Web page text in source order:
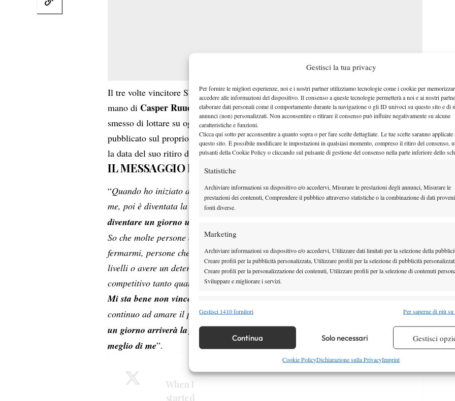
Gestisci la tua privacy
Per fornire le migliori esperienze, noi e i nostri partner utilizziamo tecnologie come i cookie per
accedere alle informazioni del dispositivo. Il consenso a queste tecnologie permetterà a noi e ai nostri
elaborare dati personali come il comportamento durante la navigazione o gli ID univoci su questo sito e di
annunci (non) personalizzati. Non acconsentire o ritirare il consenso può influire negativamente su alcune
caratteristiche e funzioni.
Clicca qui sotto per acconsentire a quanto sopra o per fare scelte dettagliate. Le tue scelte saranno applicate
questo sito. È possibile modificare le impostazioni in qualsiasi momento, compreso il ritiro del consenso,
pulsanti della Cookie Policy o cliccando sul pulsante di gestione del consenso nella parte inferiore dello
Statistiche
Archiviare informazioni su dispositivo e/o accedervi, Misurare le prestazioni degli annunci, Misurare le
prestazioni dei contenuti, Comprendere il pubblico attraverso statistiche o la combinazione di dati
fonti diverse.
Marketing
Archiviare informazioni su dispositivo e/o accedervi, Utilizzare dati limitati per la selezione della
Creare profili per la pubblicità personalizzata, Utilizzare profili per la selezione di pubblicità
Creare profili per la personalizzazione dei contenuti, Utilizzare profili per la selezione di contenuti
Sviluppare e migliorare i servizi.
Funzionalità
Identificare i dispositivi in base alle informazioni trasmesse automaticamente.
Garantire la sicurezza, prevenire e rilevare frodi, correggere errori,
Erogare e presentare pubblicità e contenuto, Salvare e comunicare le
Gestisci 1410 fornitori Per saperne di più
Continua Solo necessari Gestisci
Cookie PolicyDichiarazione sulla PrivacyImprint
Il tre volte vincitore Slam, recentemente uscito di scena dall’ATP 500 di Basileaper
mano di Casper Ruud
(6-4 7-6(5) il punteggio finale), non ha certamente mai
smesso di lottare su ogni palla dando tutto se stesso. Con un bel messaggio,
pubblicato sul proprio account ‘X’, il nazionale svizzero ha allontanato ulteriormente
la data del suo ritiro dal tennis giocato spiegandone i motivi.
IL MESSAGGIO DI STAN
“Quando ho iniziato a praticare il tennis avevo otto anni ed era solo un gioco per
me, poi è diventata la mia passione
Wawrinka
diventare un giorno un giocatore professionista
So che molte persone attualmente pensano che per me sia arrivato il momento di
fermarmi, persone che credono che quando invecchi non puoi più giocare a certi
livelli o avere un determinato tipo di ranking o risultati, ma fino a quando mi sentirò
competitivo tanto quanto amo la vittoria, non sarà così.
Mi sta bene non vincere più un titolo dello Slam o non essere più un top 10
continuo ad amare il processo con cui provo sempre a spingermi al limite
. So che
un giorno arriverà la fine della mia carriera ma fino a quel giorno darò sempre il
meglio di me”.
When I
started